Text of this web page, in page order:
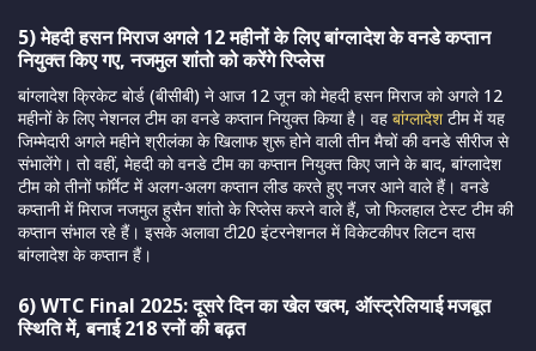
5) मेहदी हसन मिराज अगले 12 महीनों के लिए बांग्लादेश के वनडे कप्तान
नियुक्त किए गए, नजमुल शांतो को करेंगे रिप्लेस
बांग्लादेश क्रिकेट बोर्ड (बीसीबी) ने आज 12 जून को मेहदी हसन मिराज को अगले 12
महीनों के लिए नेशनल टीम का वनडे कप्तान नियुक्त किया है। वह बांग्लादेश टीम में यह
जिम्मेदारी अगले महीने श्रीलंका के खिलाफ शुरू होने वाली तीन मैचों की वनडे सीरीज से
संभालेंगे। तो वहीं, मेहदी को वनडे टीम का कप्तान नियुक्त किए जाने के बाद, बांग्लादेश
टीम को तीनों फाॅर्मेट में अलग-अलग कप्तान लीड करते हुए नजर आने वाले हैं। वनडे
कप्तानी में मिराज नजमुल हुसैन शांतो के रिप्लेस करने वाले हैं, जो फिलहाल टेस्ट टीम की
कप्तान संभाल रहे हैं। इसके अलावा टी20 इंटरनेशनल में विकेटकीपर लिटन दास
बांग्लादेश के कप्तान हैं।
6) WTC Final 2025: दूसरे दिन का खेल खत्म, ऑस्ट्रेलियाई मजबूत
स्थिति में, बनाई 218 रनों की बढ़त